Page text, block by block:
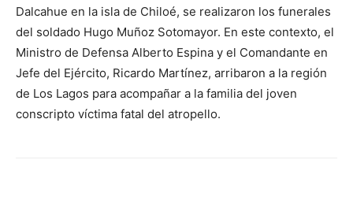
Dalcahue en la isla de Chiloé, se realizaron los funerales
del soldado Hugo Muñoz Sotomayor. En este contexto, el
Ministro de Defensa Alberto Espina y el Comandante en
Jefe del Ejército, Ricardo Martínez, arribaron a la región
de Los Lagos para acompañar a la familia del joven
conscripto víctima fatal del atropello.